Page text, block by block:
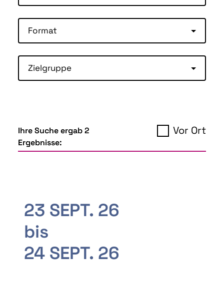
Format
Zielgruppe
Ihre Suche ergab 2
Ergebnisse:
Vor Ort
23 SEPT. 26
bis
24 SEPT. 26